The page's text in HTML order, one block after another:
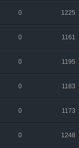
0 1225
0 1161
0 1195
0 1183
0 1173
0 1248